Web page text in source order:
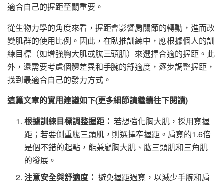
適合自己的握距至關重要。
從生物力學的角度來看，握距會影響肩關節的轉動，進而改
變肌群的使用比例。因此，在臥推訓練中，應根據個人的訓
練目標（如增強胸大肌或肱三頭肌）來選擇合適的握距。此
外，還需要考慮個體差異和手腕的舒適度，逐步調整握距，
找到最適合自己的發力方式。
這篇文章的實用建議如下(更多細節請繼續往下閱讀)
根據訓練目標調整握距： 若想強化胸大肌，採用寬握
距；若要側重肱三頭肌，則選擇窄握距。肩寬的1.6倍
是個不錯的起點，能兼顧胸大肌、肱三頭肌和三角肌
的發展。
注意安全與舒適度： 避免握距過寬，以減少手腕和肩